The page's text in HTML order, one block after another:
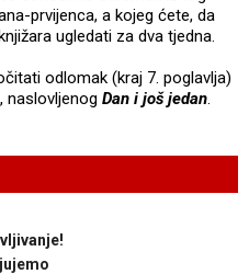
prvijenca, a kojeg ćete, da
ugledati za dva tjedna.
odlomak (kraj 7. poglavlja)
, naslovljenog Dan i još jedan.